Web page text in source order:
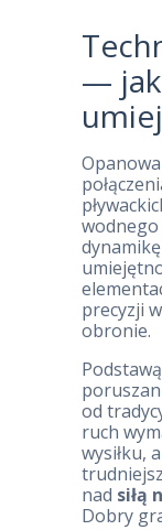
—
precyzji
obronie.
od
ruch
wysiłku,
nad siłą
Dobry